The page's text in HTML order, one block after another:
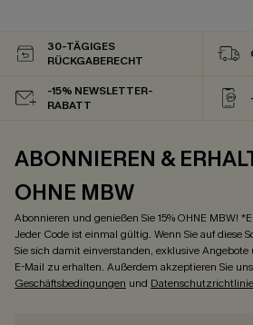
30-TÄGIGES
RÜCKGABERECHT
-15% NEWSLETTER-
RABATT
ABONNIEREN &
OHNE MBW
Abonnieren und genießen Sie 15% OHNE MBW!
Jeder Code ist einmal gültig. Wenn Sie auf diese
Sie sich damit einverstanden, exklusive
E-Mail zu erhalten. Außerdem akzeptieren Sie
Geschäftsbedingungen und